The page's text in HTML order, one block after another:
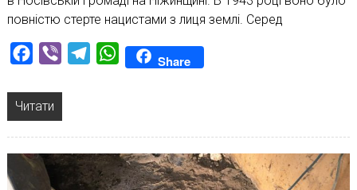
повністю стерте нацистами з лиця землі. Серед
Facebook
Viber TelegramWhatsAppShare
Читати